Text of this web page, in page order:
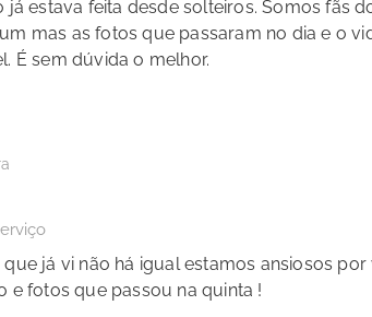
estava feita desde solteiros. Somos fãs
mas as fotos que passaram no dia e o
É sem dúvida o melhor.
já vi não há igual estamos ansiosos
e fotos que passou na quinta !